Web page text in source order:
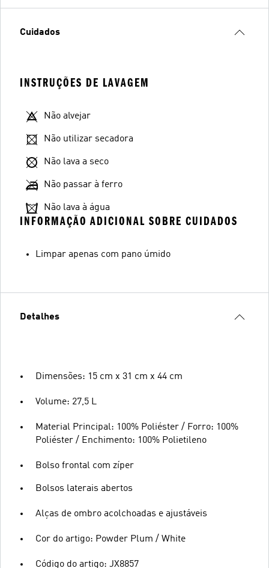
Cuidados
INSTRUÇÕES DE LAVAGEM
Não alvejar
Não utilizar secadora
Não lava a seco
Não passar à ferro
Não lava à água
INFORMAÇÃO ADICIONAL SOBRE CUIDADOS
Limpar apenas com pano úmido
Detalhes
Dimensões: 15 cm x 31 cm x 44 cm
Volume: 27,5 L
Material Principal: 100% Poliéster / Forro: 100%
Poliéster / Enchimento: 100% Polietileno
Bolso frontal com zíper
Bolsos laterais abertos
Alças de ombro acolchoadas e ajustáveis
Cor do artigo: Powder Plum / White
Código do artigo: JX8857